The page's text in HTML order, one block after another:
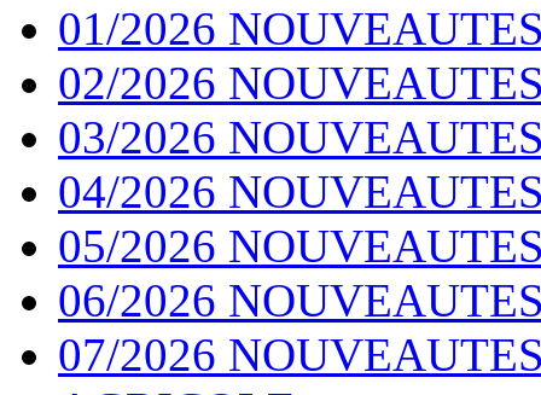
01/2026
02/2026
03/2026
04/2026
05/2026
06/2026
07/2026